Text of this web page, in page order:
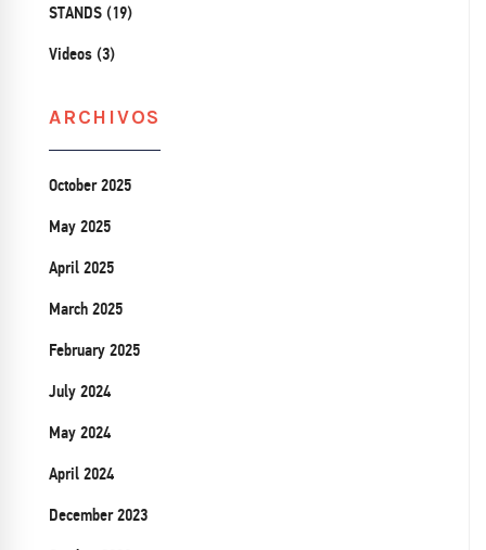
STANDS (19)
Videos (3)
ARCHIVOS
October 2025
May 2025
April 2025
March 2025
February 2025
July 2024
May 2024
April 2024
December 2023